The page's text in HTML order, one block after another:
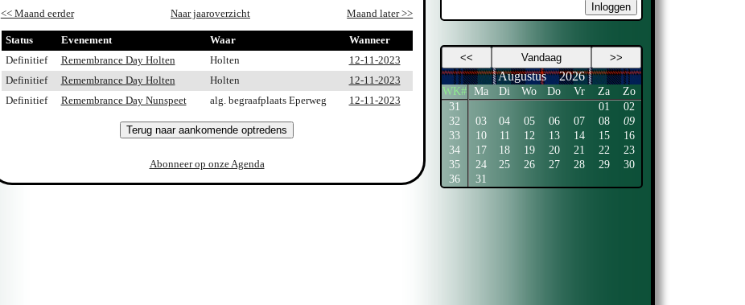
<< Maand eerder Naar jaaroverzicht Maand later >>
Status Evenement Waar
Wanneer
Definitief
Remembrance Day Holten Holten
12-11-2023
Definitief
Remembrance Day Holten Holten
12-11-2023
Definitief
Remembrance Day Nunspeet alg. begraafplaats Eperweg 12-11-2023
Terug naar aankomende optredens
Abonneer op onze Agenda
Inloggen
<< Vandaag >>
Augustus 2026
WK# Ma Di Wo Do Vr Za
Zo
31
01
02
32
03 04 05 06 07 08
09
33
10 11 12 13 14 15
16
34
17 18 19 20 21 22
23
35
24 25 26 27 28 29
30
36
31